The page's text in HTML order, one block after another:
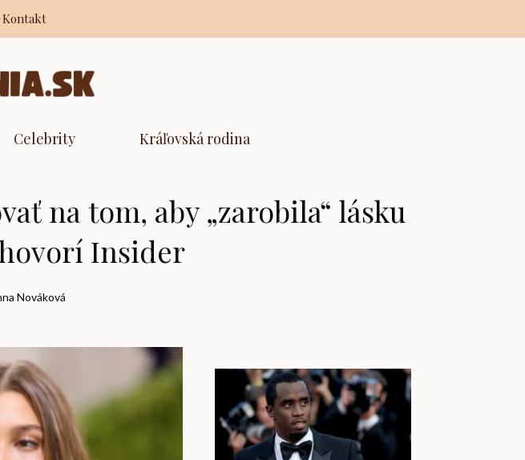
Kontakt
Celebrity Kráľovská rodina
na tom, aby „zarobila“ lásku
Insider
Nováková